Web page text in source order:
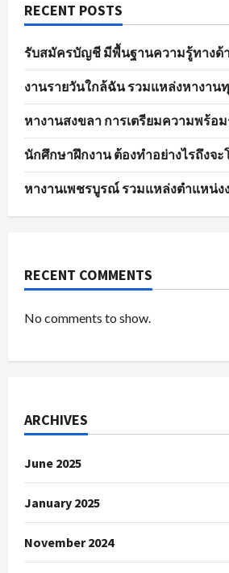
RECENT POSTS
รับสมัครบัญชี มีพื้นฐานความรู้ทางด้
งานรายวันใกล้ฉัน รวมแหล่งหางาน
หางานสงขลา การเตรียมความพร้อ
นักศึกษาฝึกงาน ต้องทำอย่างไรถึงจ
หางานเพชรบูรณ์ รวมแหล่งตำแหน่ง
RECENT COMMENTS
No comments to show.
ARCHIVES
June 2025
January 2025
November 2024